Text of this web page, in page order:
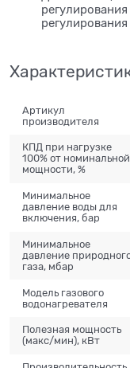
Артикул
производителя
КПД при нагрузке
100% от номинальной
мощности, %
Минимальное
давление воды для
включения, бар
Минимальное
давление
газа, мбар
Модель газового
водонагревателя
Полезная мощность
(макс/мин), кВт